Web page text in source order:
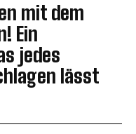
mit dem
Ein
jedes
lässt